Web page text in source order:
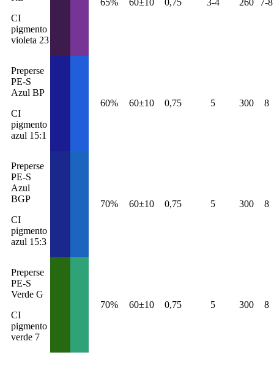
CI
pigmento
violeta 23
65% 60±10 0,75 3-4 260 7-8
Preperse
PE-S
Azul BP
CI
pigmento
azul 15:1
60% 60±10 0,75 5 300 8
Preperse
PE-S
Azul
BGP
CI
pigmento
azul 15:3
70% 60±10 0,75 5 300 8
Preperse
PE-S
Verde G
CI
pigmento
verde 7
70% 60±10 0,75 5 300 8